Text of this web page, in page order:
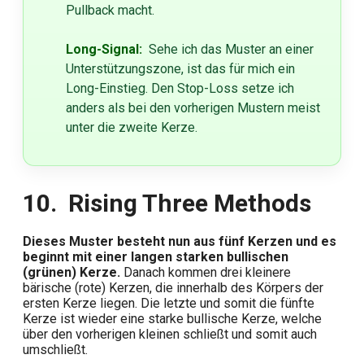
Pullback macht.
Long-Signal: Sehe ich das Muster an einer
Unterstützungszone, ist das für mich ein
Long-Einstieg. Den Stop-Loss setze ich
anders als bei den vorherigen Mustern meist
unter die zweite Kerze.
10. Rising Three Methods
Dieses Muster besteht nun aus fünf Kerzen und es
beginnt mit einer langen starken bullischen
(grünen) Kerze. Danach kommen drei kleinere
bärische (rote) Kerzen, die innerhalb des Körpers der
ersten Kerze liegen. Die letzte und somit die fünfte
Kerze ist wieder eine starke bullische Kerze, welche
über den vorherigen kleinen schließt und somit auch
umschließt.